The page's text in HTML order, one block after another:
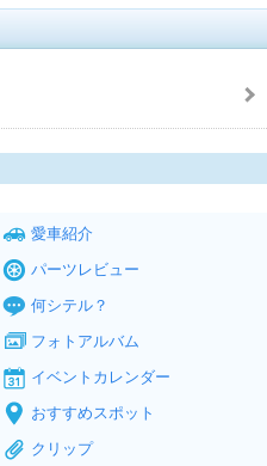
愛車紹介
パーツレビュー
何シテル？
フォトアルバム
イベントカレンダー
おすすめスポット
クリップ